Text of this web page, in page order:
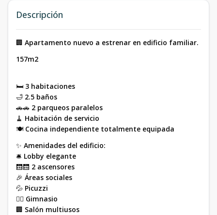
Descripción
🏢 Apartamento nuevo a estrenar en edificio familiar.
157m2
🛏️ 3 habitaciones
🛁 2.5 baños
🚗🚗 2 parqueos paralelos
🧹 Habitación de servicio
🍽️ Cocina independiente totalmente equipada
✨ Amenidades del edificio:
🛎️ Lobby elegante
🛗🛗 2 ascensores
🎉 Áreas sociales
💦 Picuzzi
🏋️‍♀️ Gimnasio
🏢 Salón multiusos